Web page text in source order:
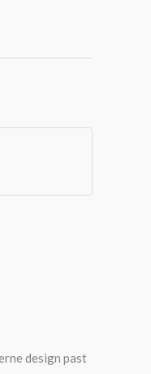
design past